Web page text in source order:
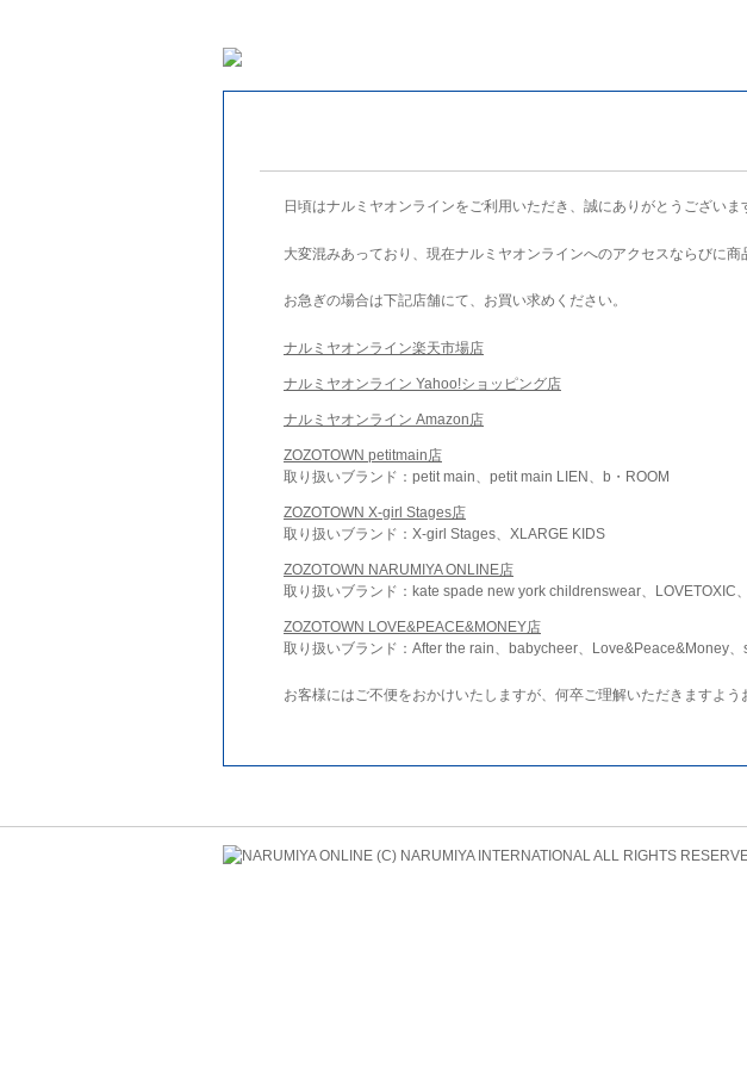
日頃はナルミヤオンラインをご利用いただき、誠にありがとうございま
大変混みあっており、現在ナルミヤオンラインへのアクセスならびに商
お急ぎの場合は下記店舗にて、お買い求めください。
ナルミヤオンライン楽天市場店
ナルミヤオンライン Yahoo!ショッピング店
ナルミヤオンライン Amazon店
ZOZOTOWN petitmain店
取り扱いブランド：petit main、petit main LIEN、b・ROOM
ZOZOTOWN X-girl Stages店
取り扱いブランド：X-girl Stages、XLARGE KIDS
ZOZOTOWN NARUMIYA ONLINE店
取り扱いブランド：kate spade new york childrenswear、
ZOZOTOWN LOVE&PEACE&MONEY店
取り扱いブランド：After the rain、babycheer、Love&Peace&Money
お客様にはご不便をおかけいたしますが、何卒ご理解いただきますよう